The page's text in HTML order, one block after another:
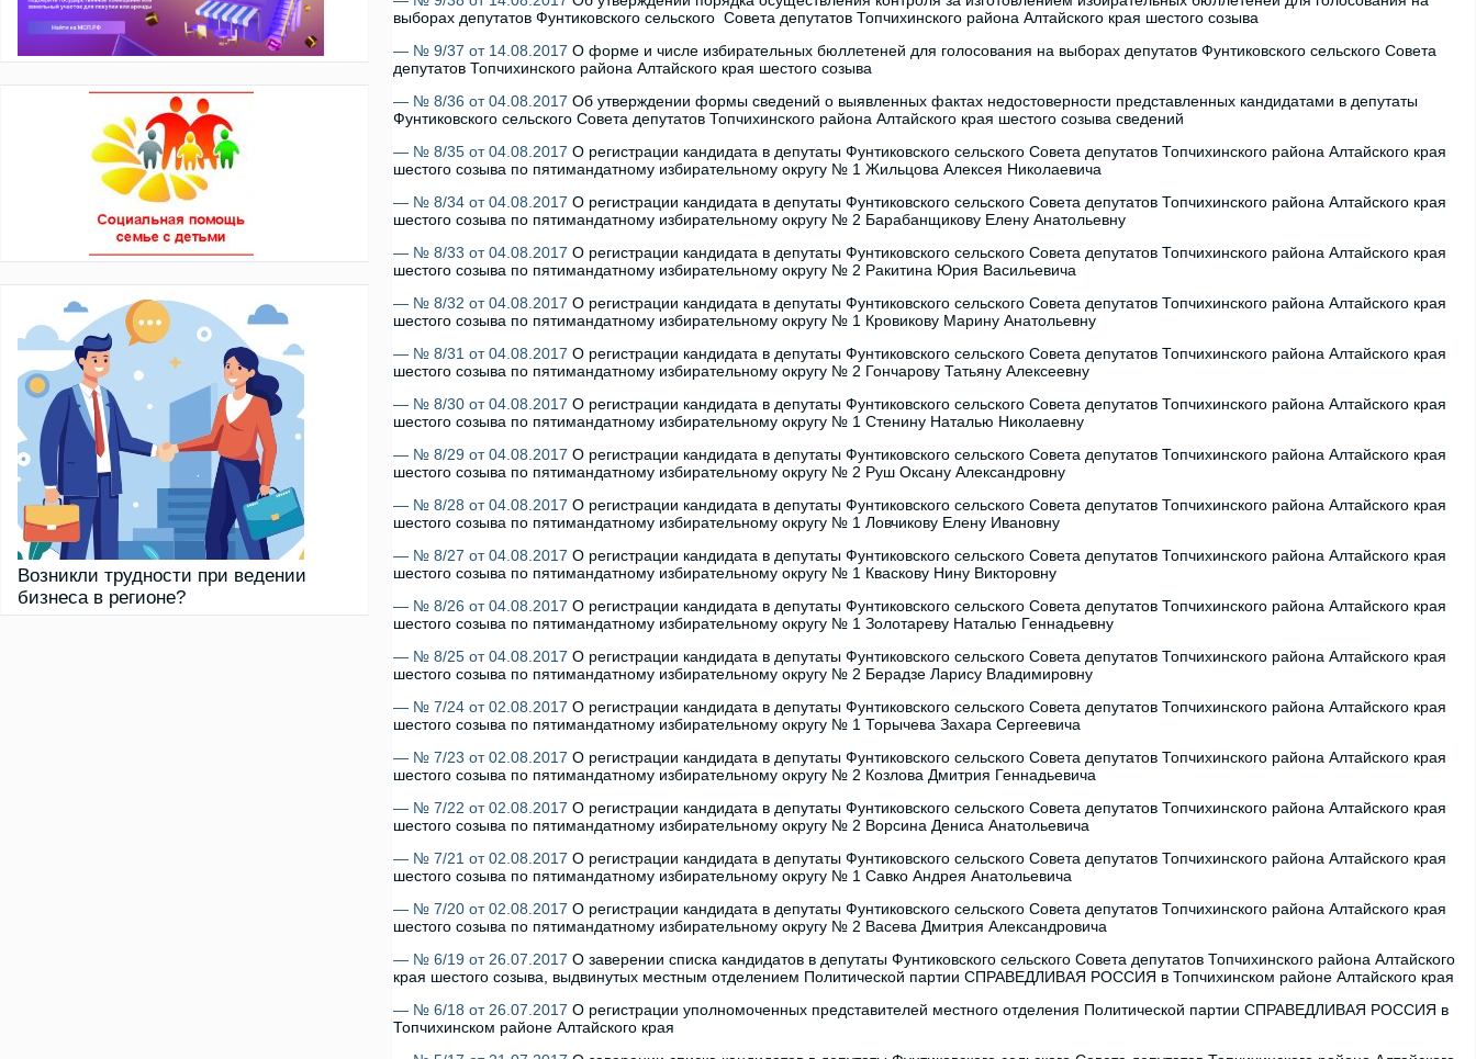
выборах депутатов Фунтиковского сельского Совета депутатов Топчихинского района Алтайского края шестого созыва
— № 9/37 от 14.08.2017 О форме и числе избирательных бюллетеней для голосования на выборах депутатов Фунтиковского сельского Совета
депутатов Топчихинского района Алтайского края шестого созыва
— № 8/36 от 04.08.2017 Об утверждении формы сведений о выявленных фактах недостоверности представленных кандидатами в депутаты
Фунтиковского сельского Совета депутатов Топчихинского района Алтайского края шестого созыва сведений
— № 8/35 от 04.08.2017 О регистрации кандидата в депутаты Фунтиковского сельского Совета депутатов Топчихинского района Алтайского края
шестого созыва по пятимандатному избирательному округу № 1 Жильцова Алексея Николаевича
— № 8/34 от 04.08.2017 О регистрации кандидата в депутаты Фунтиковского сельского Совета депутатов Топчихинского района Алтайского края
шестого созыва по пятимандатному избирательному округу № 2 Барабанщикову Елену Анатольевну
— № 8/33 от 04.08.2017 О регистрации кандидата в депутаты Фунтиковского сельского Совета депутатов Топчихинского района Алтайского края
шестого созыва по пятимандатному избирательному округу № 2 Ракитина Юрия Васильевича
— № 8/32 от 04.08.2017 О регистрации кандидата в депутаты Фунтиковского сельского Совета депутатов Топчихинского района Алтайского края
шестого созыва по пятимандатному избирательному округу № 1 Кровикову Марину Анатольевну
— № 8/31 от 04.08.2017 О регистрации кандидата в депутаты Фунтиковского сельского Совета депутатов Топчихинского района Алтайского края
шестого созыва по пятимандатному избирательному округу № 2 Гончарову Татьяну Алексеевну
— № 8/30 от 04.08.2017 О регистрации кандидата в депутаты Фунтиковского сельского Совета депутатов Топчихинского района Алтайского края
шестого созыва по пятимандатному избирательному округу № 1 Стенину Наталью Николаевну
— № 8/29 от 04.08.2017 О регистрации кандидата в депутаты Фунтиковского сельского Совета депутатов Топчихинского района Алтайского края
шестого созыва по пятимандатному избирательному округу № 2 Руш Оксану Александровну
— № 8/28 от 04.08.2017 О регистрации кандидата в депутаты Фунтиковского сельского Совета депутатов Топчихинского района Алтайского края
шестого созыва по пятимандатному избирательному округу № 1 Ловчикову Елену Ивановну
— № 8/27 от 04.08.2017 О регистрации кандидата в депутаты Фунтиковского сельского Совета депутатов Топчихинского района Алтайского края
шестого созыва по пятимандатному избирательному округу № 1 Кваскову Нину Викторовну
— № 8/26 от 04.08.2017 О регистрации кандидата в депутаты Фунтиковского сельского Совета депутатов Топчихинского района Алтайского края
шестого созыва по пятимандатному избирательному округу № 1 Золотареву Наталью Геннадьевну
— № 8/25 от 04.08.2017 О регистрации кандидата в депутаты Фунтиковского сельского Совета депутатов Топчихинского района Алтайского края
шестого созыва по пятимандатному избирательному округу № 2 Берадзе Ларису Владимировну
— № 7/24 от 02.08.2017 О регистрации кандидата в депутаты Фунтиковского сельского Совета депутатов Топчихинского района Алтайского края
шестого созыва по пятимандатному избирательному округу № 1 Торычева Захара Сергеевича
— № 7/23 от 02.08.2017 О регистрации кандидата в депутаты Фунтиковского сельского Совета депутатов Топчихинского района Алтайского края
шестого созыва по пятимандатному избирательному округу № 2 Козлова Дмитрия Геннадьевича
— № 7/22 от 02.08.2017 О регистрации кандидата в депутаты Фунтиковского сельского Совета депутатов Топчихинского района Алтайского края
шестого созыва по пятимандатному избирательному округу № 2 Ворсина Дениса Анатольевича
— № 7/21 от 02.08.2017 О регистрации кандидата в депутаты Фунтиковского сельского Совета депутатов Топчихинского района Алтайского края
шестого созыва по пятимандатному избирательному округу № 1 Савко Андрея Анатольевича
— № 7/20 от 02.08.2017 О регистрации кандидата в депутаты Фунтиковского сельского Совета депутатов Топчихинского района Алтайского края
шестого созыва по пятимандатному избирательному округу № 2 Васева Дмитрия Александровича
— № 6/19 от 26.07.2017 О заверении списка кандидатов в депутаты Фунтиковского сельского Совета депутатов Топчихинского района Алтайского
края шестого созыва, выдвинутых местным отделением Политической партии СПРАВЕДЛИВАЯ РОССИЯ в Топчихинском районе Алтайского края
— № 6/18 от 26.07.2017 О регистрации уполномоченных представителей местного отделения Политической партии СПРАВЕДЛИВАЯ РОССИЯ в
Топчихинском районе Алтайского края
Возникли трудности при ведении
бизнеса в регионе?